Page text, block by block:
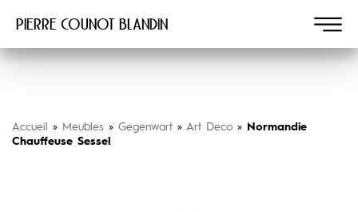
Pierre COUNOT BLANDIN
Accueil » Meubles » Gegenwart » Art Deco » Normandie
Chauffeuse Sessel